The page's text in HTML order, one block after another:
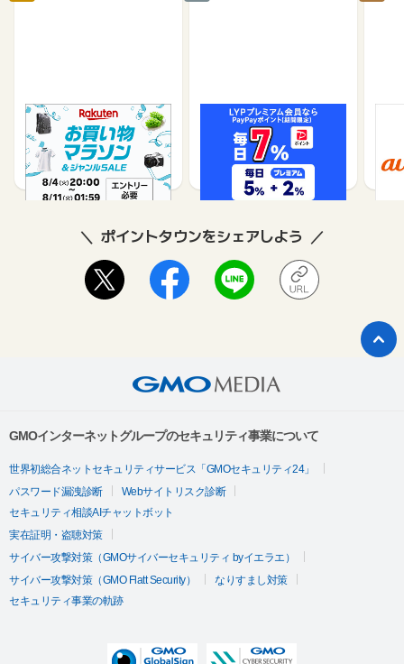
楽天市場
1%
Yahoo!ショッピング
1%
ポイントタウンをシェアしよう
GMOインターネットグループのセキュリティ事業について
世界初総合ネットセキュリティサービス「GMOセキュリティ24」
パスワード漏洩診断
Webサイトリスク診断
セキュリティ相談AIチャットボット
実在証明・盗聴対策
サイバー攻撃対策（GMOサイバーセキュリティ byイエラエ）
サイバー攻撃対策（GMO Flatt Security）
なりすまし対策
セキュリティ事業の軌跡